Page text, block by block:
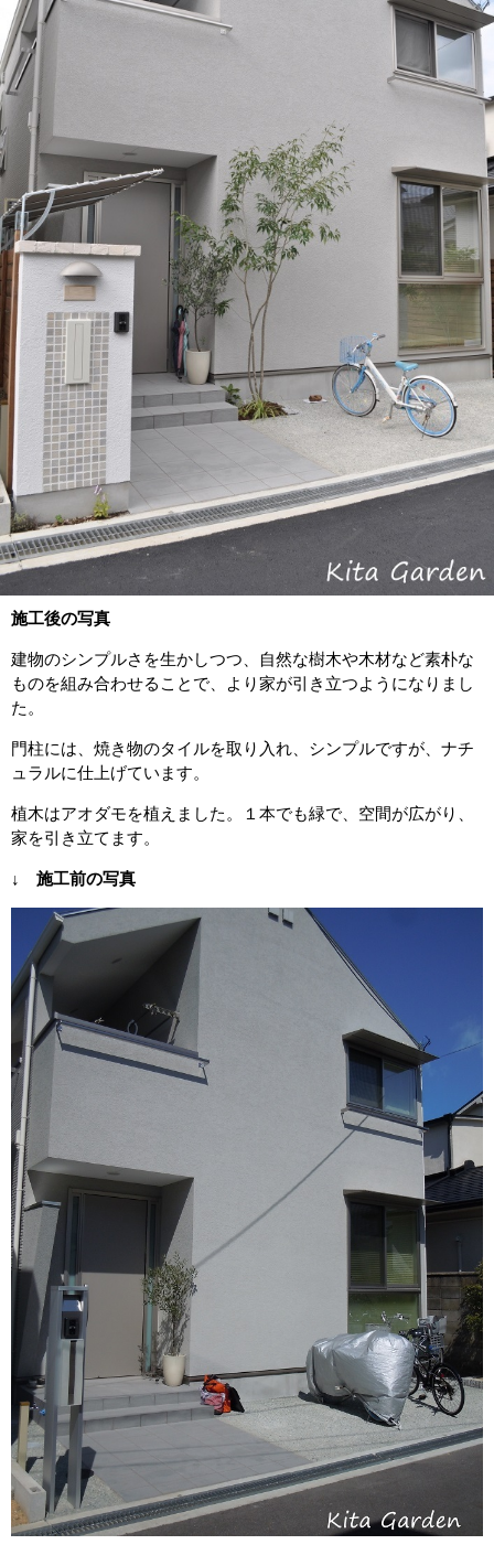
施工後の写真
建物のシンプルさを生かしつつ、自然な樹木や木材など素朴な
ものを組み合わせることで、より家が引き立つようになりまし
た。
門柱には、焼き物のタイルを取り入れ、シンプルですが、ナチ
ュラルに仕上げています。
植木はアオダモを植えました。１本でも緑で、空間が広がり、
家を引き立てます。
↓ 施工前の写真